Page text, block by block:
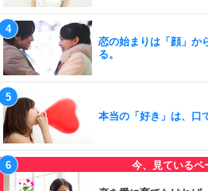
恋の始まりは「顔」か
る。
本当の「好き」は、口